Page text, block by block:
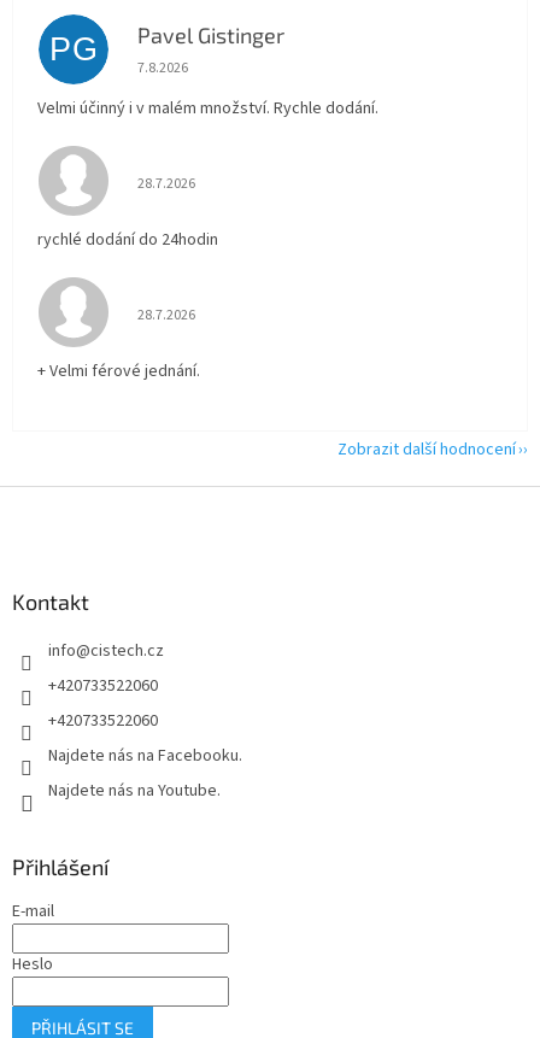
PG Pavel Gistinger
Hodnocení obchodu je 5 z 5 hvězdiček.
7.8.2026
Velmi účinný i v malém množství. Rychle dodání.
Hodnocení obchodu je 5 z 5 hvězdiček.
28.7.2026
rychlé dodání do 24hodin
Hodnocení obchodu je 5 z 5 hvězdiček.
28.7.2026
+ Velmi férové jednání.
Zobrazit další hodnocení
Kontakt
info@cistech.cz
+420733522060
+420733522060
Najdete nás na Facebooku.
Najdete nás na Youtube.
Přihlášení
E-mail
Heslo
PŘIHLÁSIT SE